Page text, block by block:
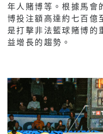
年人賭博等。根據馬會
博投注額高達約七百億
是打擊非法籃球賭博的
益增長的趨勢。